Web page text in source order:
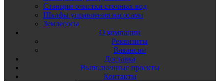
Станции очистки сточных вод
Шкафы управления насосами
Землесосы
О компании
Реквизиты
Вакансии
Доставка
Выполненные проекты
Контакты